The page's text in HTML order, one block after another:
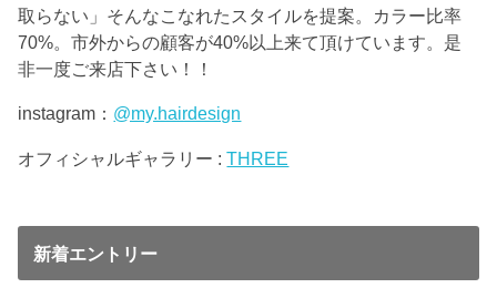
取らない」そんなこなれたスタイルを提案。カラー比率
70%。市外からの顧客が40%以上来て頂けています。是
非一度ご来店下さい！！
instagram： @my.hairdesign
オフィシャルギャラリー :THREE
新着エントリー